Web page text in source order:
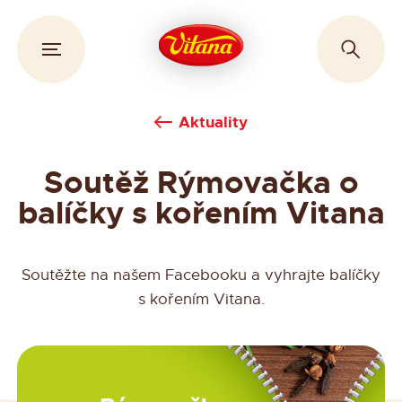
Aktuality
Soutěž Rýmovačka o
balíčky s kořením Vitana
Soutěžte na našem Facebooku a vyhrajte balíčky
s kořením Vitana.